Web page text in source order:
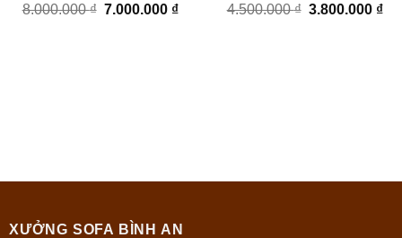
8.000.000₫ 7.000.000 ₫
4.500.000₫ 3.800.000 ₫
XƯỞNG SOFA BÌNH AN